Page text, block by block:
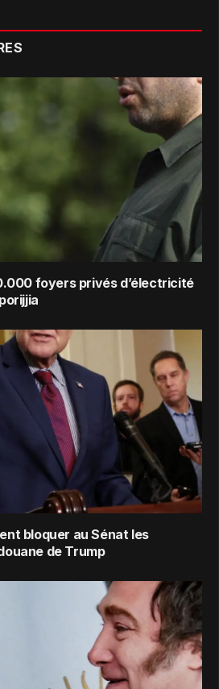
foyers privés d’électricité
bloquer au Sénat les
de Trump